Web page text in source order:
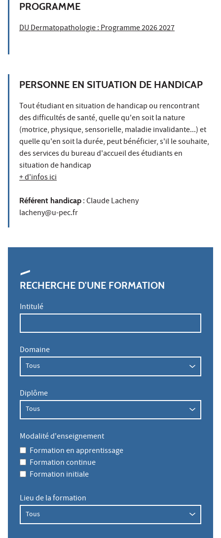
PROGRAMME
DU Dermatopathologie :Programme 2026 2027
PERSONNE EN SITUATION DE HANDICAP
Tout étudiant en situation de handicap ou rencontrant
des difficultés de santé, quelle qu'en soit la nature
(motrice, physique, sensorielle, maladie invalidante...) et
quelle qu'en soit la durée, peut bénéficier, s'il le souhaite,
des services du bureau d'accueil des étudiants en
situation de handicap
+ d'infos ici
Référent handicap : Claude Lacheny
lacheny@u-pec.fr
RECHERCHE D'UNE FORMATION
Intitulé
Domaine
Diplôme
Modalité d'enseignement
Formation en apprentissage
Formation continue
Formation initiale
Lieu de la formation